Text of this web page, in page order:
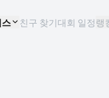
친구 찾기대회 일정랭